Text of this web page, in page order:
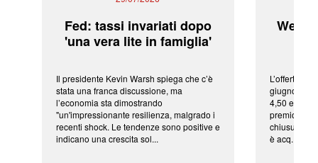
Fed: tassi invariati dopo
'una vera lite in famiglia'
Il presidente Kevin Warsh spiega che c’è
stata una franca discussione, ma
l’economia sta dimostrando
"un'impressionante resilienza, malgrado i
recenti shock. Le tendenze sono positive e
indicano una crescita sol...
L’offerta
giugno da
4,50 euro
premio di
chiusura
è acq...